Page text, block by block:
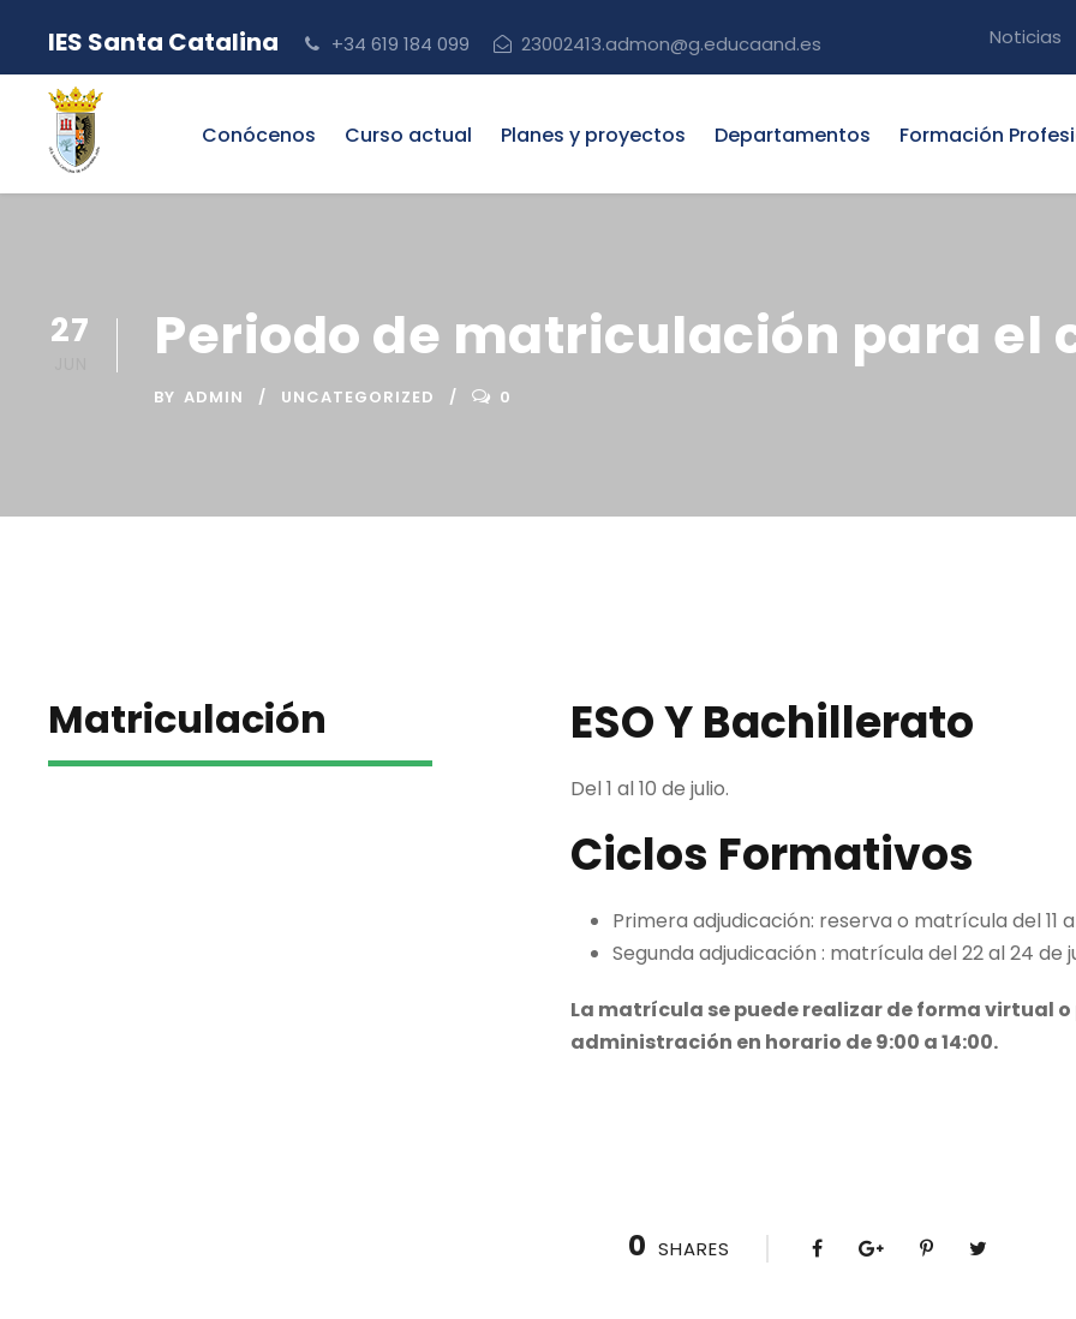
IES Santa Catalina +34 619 184 099 23002413.admon@g.educaand.es Noticias
Conócenos Curso actual Planes y proyectos Departamentos Formación
27 Periodo de matriculación para el
BY ADMIN UNCATEGORIZED 0
Matriculación ESO Y Bachillerato
Del 1 al 10 de julio.
Ciclos Formativos
Primera adjudicación: reserva o matrícula del 11
Segunda adjudicación : matrícula del 22 al 24 de
La matrícula se puede realizar de forma virtual
administración en horario de 9:00 a 14:00.
0 SHARES